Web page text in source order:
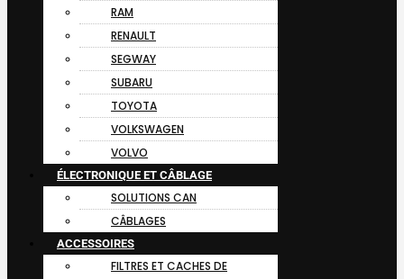
RAM
RENAULT
SEGWAY
SUBARU
TOYOTA
VOLKSWAGEN
VOLVO
ÉLECTRONIQUE ET CÂBLAGE
SOLUTIONS CAN
CÂBLAGES
ACCESSOIRES
FILTRES ET CACHES DE